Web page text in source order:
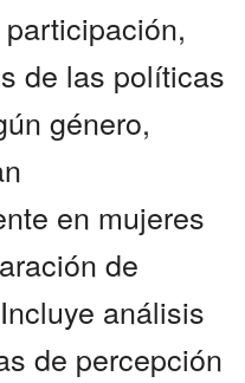
de las políticas
género,
en mujeres
de
análisis
de percepción